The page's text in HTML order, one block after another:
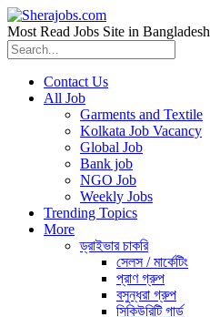
Most Read Jobs Site in Bangladesh
Contact Us
All Job
Garments and Textile
Kolkata Job Vacancy
Global Job
Bank job
NGO Job
Weekly Jobs
Trending Topics
More
ড্রাইভার চাকরি
সেলস / মার্কেটিং
প্রাণ গ্রুপ
বসুন্ধরা গ্রুপ
সিকিউরিটি গার্ড